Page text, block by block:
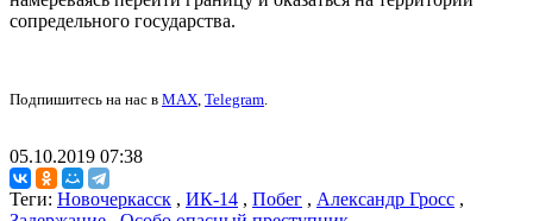
сопредельного государства.
Подпишитесь на нас в MAX, Telegram.
05.10.2019 07:38
Теги: Новочеркасск , ИК-14 , Побег , Александр Гросс ,